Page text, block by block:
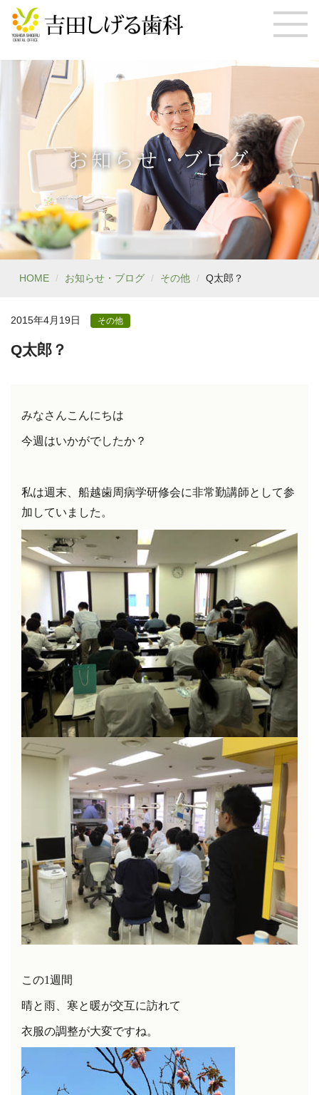
お知らせ・ブログ
HOME お知らせ・ブログ その他 Q太郎？
2015年4月19日 その他
Q太郎？
みなさんこんにちは
今週はいかがでしたか？
私は週末、船越歯周病学研修会に非常勤講師として参
加していました。
この1週間
晴と雨、寒と暖が交互に訪れて
衣服の調整が大変ですね。